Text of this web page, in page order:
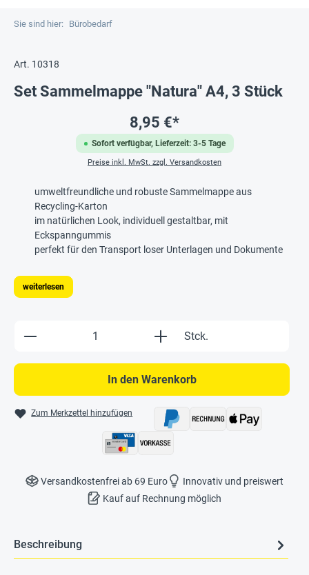
Sie sind hier: Bürobedarf
Art. 10318
Set Sammelmappe "Natura" A4, 3 Stück
Sofort verfügbar, Lieferzeit: 3-5 Tage
8,95 €*
Preise inkl. MwSt. zzgl. Versandkosten
umweltfreundliche und robuste Sammelmappe aus
Recycling-Karton
im natürlichen Look, individuell gestaltbar, mit
Eckspanngummis
perfekt für den Transport loser Unterlagen und Dokumente
weiterlesen
Produkt Anzahl: Gib den gewünschten
Stck.
In den Warenkorb
Zum Merkzettel hinzufügen
Versandkostenfrei ab 69 Euro
Innovativ und preiswert
Kauf auf Rechnung möglich
Beschreibung